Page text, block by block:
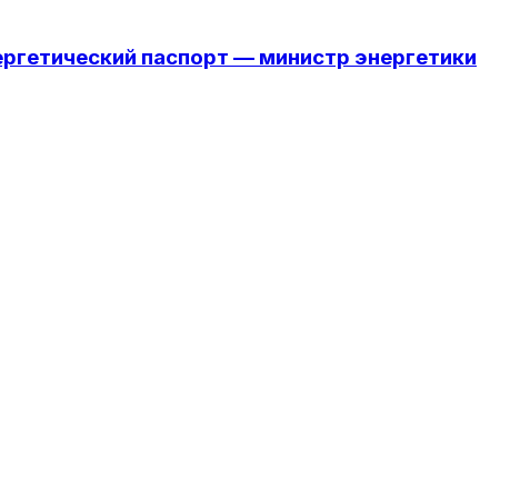
паспорт — министр энергетики